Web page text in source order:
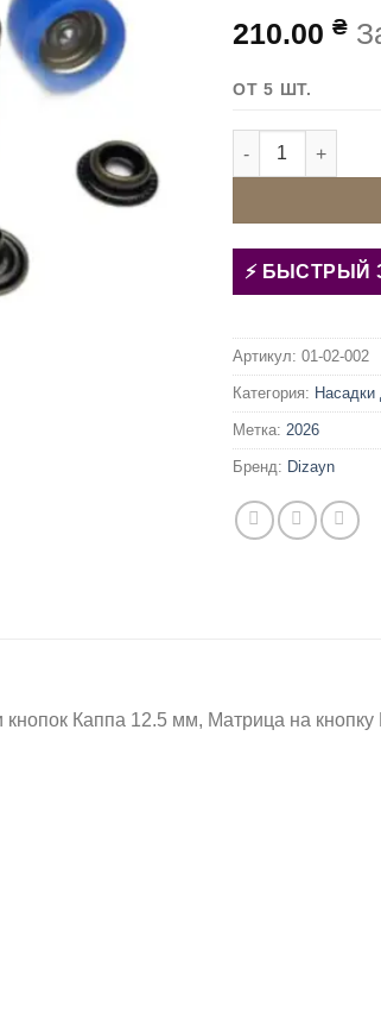
210.00 ₴
ОТ 5 ШТ.
Количество
БЫСТРЫЙ
Артикул: 01-02-002
Категория: Насадки
Метка: 2026
Бренд: Dizayn
Каппа 12.5 мм, Матрица на кнопку